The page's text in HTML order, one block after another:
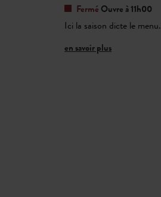
Fermé Ouvre à 11h00
Ici la saison dicte le menu.
en savoir plus